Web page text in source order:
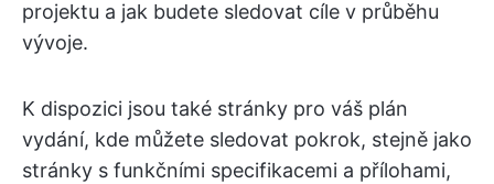
projektu a jak budete sledovat cíle v průběhu
vývoje.
K dispozici jsou také stránky pro váš plán
vydání, kde můžete sledovat pokrok, stejně jako
stránky s funkčními specifikacemi a přílohami,